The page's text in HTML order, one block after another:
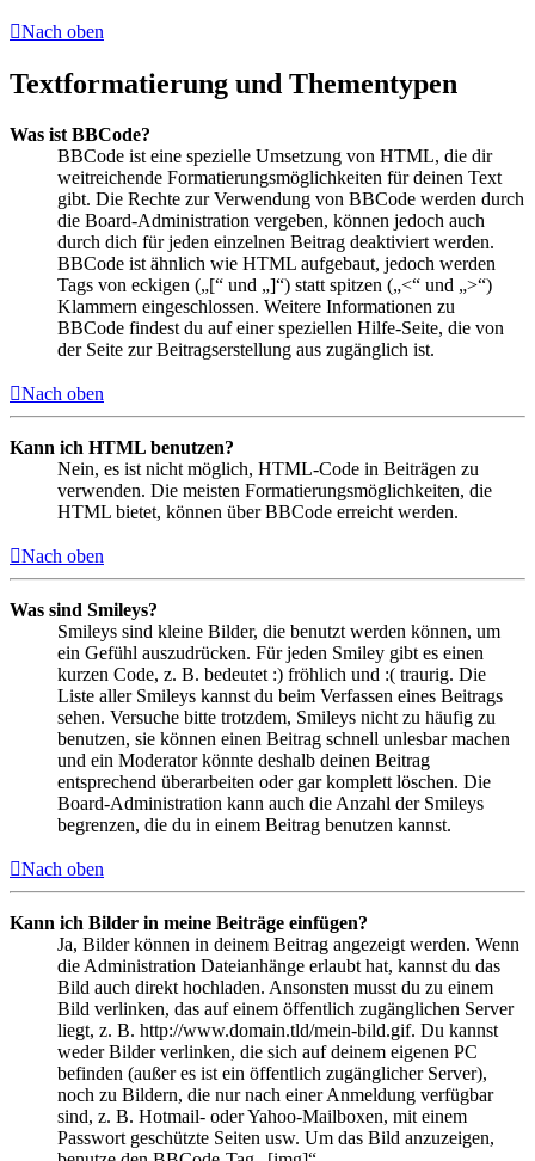
Nach oben
Textformatierung und Thementypen
Was ist BBCode?
BBCode ist eine spezielle Umsetzung von HTML, die dir
weitreichende Formatierungsmöglichkeiten für deinen Text
gibt. Die Rechte zur Verwendung von BBCode werden durch
die Board-Administration vergeben, können jedoch auch
durch dich für jeden einzelnen Beitrag deaktiviert werden.
BBCode ist ähnlich wie HTML aufgebaut, jedoch werden
Tags von eckigen („[“ und „]“) statt spitzen („<“ und „>“)
Klammern eingeschlossen. Weitere Informationen zu
BBCode findest du auf einer speziellen Hilfe-Seite, die von
der Seite zur Beitragserstellung aus zugänglich ist.
Nach oben
Kann ich HTML benutzen?
Nein, es ist nicht möglich, HTML-Code in Beiträgen zu
verwenden. Die meisten Formatierungsmöglichkeiten, die
HTML bietet, können über BBCode erreicht werden.
Nach oben
Was sind Smileys?
Smileys sind kleine Bilder, die benutzt werden können, um
ein Gefühl auszudrücken. Für jeden Smiley gibt es einen
kurzen Code, z. B. bedeutet :) fröhlich und :( traurig. Die
Liste aller Smileys kannst du beim Verfassen eines Beitrags
sehen. Versuche bitte trotzdem, Smileys nicht zu häufig zu
benutzen, sie können einen Beitrag schnell unlesbar machen
und ein Moderator könnte deshalb deinen Beitrag
entsprechend überarbeiten oder gar komplett löschen. Die
Board-Administration kann auch die Anzahl der Smileys
begrenzen, die du in einem Beitrag benutzen kannst.
Nach oben
Kann ich Bilder in meine Beiträge einfügen?
Ja, Bilder können in deinem Beitrag angezeigt werden. Wenn
die Administration Dateianhänge erlaubt hat, kannst du das
Bild auch direkt hochladen. Ansonsten musst du zu einem
Bild verlinken, das auf einem öffentlich zugänglichen Server
liegt, z. B. http://www.domain.tld/mein-bild.gif. Du kannst
weder Bilder verlinken, die sich auf deinem eigenen PC
befinden (außer es ist ein öffentlich zugänglicher Server),
noch zu Bildern, die nur nach einer Anmeldung verfügbar
sind, z. B. Hotmail- oder Yahoo-Mailboxen, mit einem
Passwort geschützte Seiten usw. Um das Bild anzuzeigen,